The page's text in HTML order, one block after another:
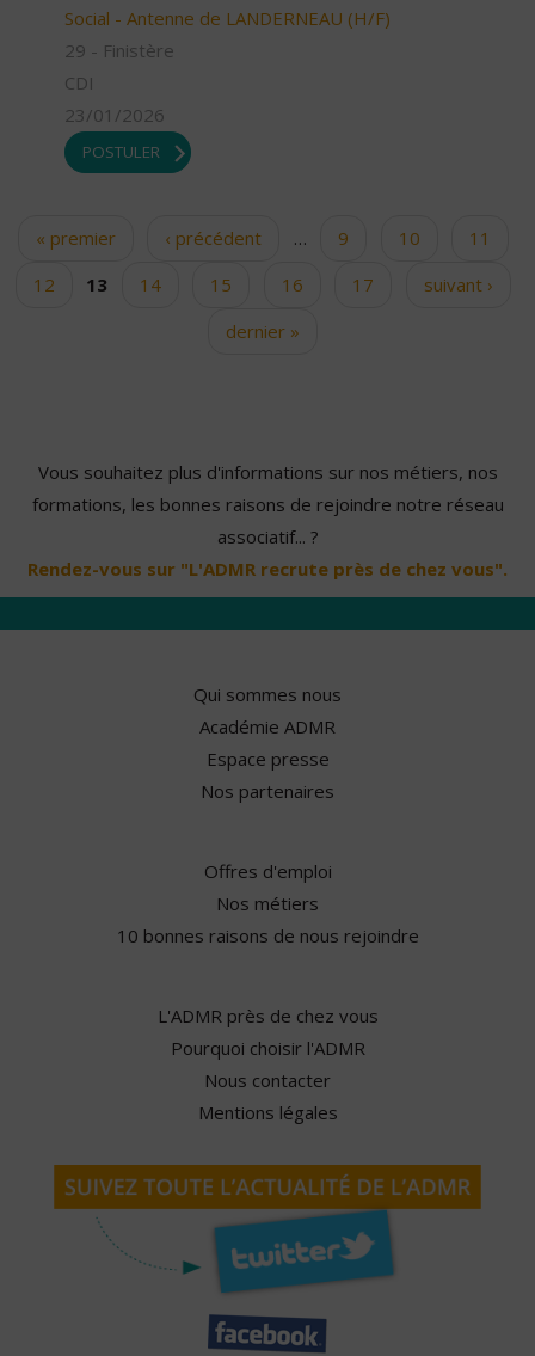
Social - Antenne de LANDERNEAU (H/F)
29 - Finistère
CDI
23/01/2026
POSTULER
Pages
« premier ‹ précédent … 9 10
11
12
13 14 15 16 17
suivant ›
dernier »
Vous souhaitez plus d'informations sur nos métiers, nos
formations, les bonnes raisons de rejoindre notre réseau
associatif... ?
Rendez-vous sur "L'ADMR recrute près de chez vous".
Qui sommes nous
Académie ADMR
Espace presse
Nos partenaires
Offres d'emploi
Nos métiers
10 bonnes raisons de nous rejoindre
L'ADMR près de chez vous
Pourquoi choisir l'ADMR
Nous contacter
Mentions légales